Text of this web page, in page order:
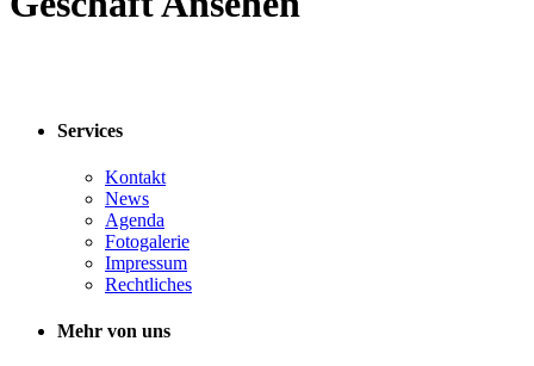
Services
Kontakt
News
Agenda
Fotogalerie
Impressum
Rechtliches
Mehr von uns